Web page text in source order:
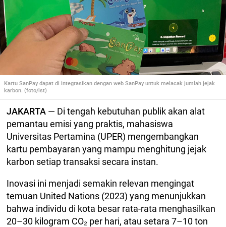
Kartu SanPay dapat di integrasikan dengan web SanPay untuk melacak jumlah jejak
karbon. (foto/ist)
JAKARTA — Di tengah kebutuhan publik akan alat
pemantau emisi yang praktis, mahasiswa
Universitas Pertamina (UPER) mengembangkan
kartu pembayaran yang mampu menghitung jejak
karbon setiap transaksi secara instan.
Inovasi ini menjadi semakin relevan mengingat
temuan United Nations (2023) yang menunjukkan
bahwa individu di kota besar rata-rata menghasilkan
20–30 kilogram CO₂ per hari, atau setara 7–10 ton